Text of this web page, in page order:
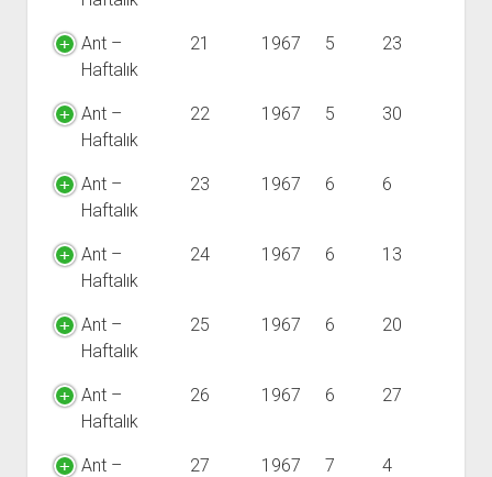
Ant –
Haftalık
21 1967 5 23
Ant –
Haftalık
22 1967 5 30
Ant –
Haftalık
23 1967 6 6
Ant –
Haftalık
24 1967 6 13
Ant –
Haftalık
25 1967 6 20
Ant –
Haftalık
26 1967 6 27
Ant –
27 1967 7 4